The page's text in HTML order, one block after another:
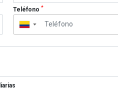
Teléfono *
▼